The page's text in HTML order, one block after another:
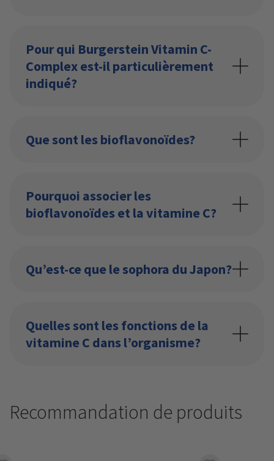
Pour qui Burgerstein Vitamin C-
Complex est-il particulièrement
indiqué?
Que sont les bioflavonoïdes?
Pourquoi associer les
bioflavonoïdes et la vitamine C?
Qu’est-ce que le sophora du Japon?
Quelles sont les fonctions de la
vitamine C dans l’organisme?
Recommandation de produits